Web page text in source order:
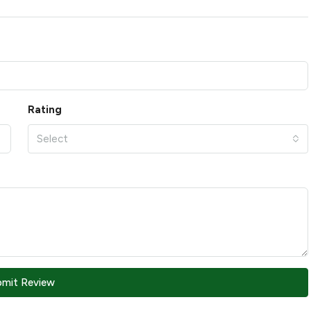
Rating
Select
Review